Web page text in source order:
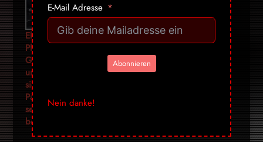
Ebola nach
Plan: Wie
Gates, GAVI
und WHO
sich die
Pandemien
selbst
bestellen
Robert
Fake-
Pandemie:
Mäusekot in
E-Mail Adresse
Abonnieren
Nein danke!